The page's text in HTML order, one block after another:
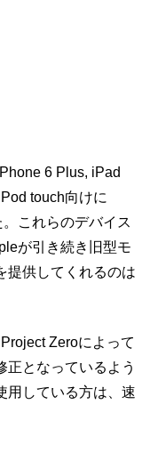
6 Plus, iPad
touch向けに
これらのデバイス
が引き続き旧型モ
提供してくれるのは
Zeroによって
正となっているよう
用している方は、速